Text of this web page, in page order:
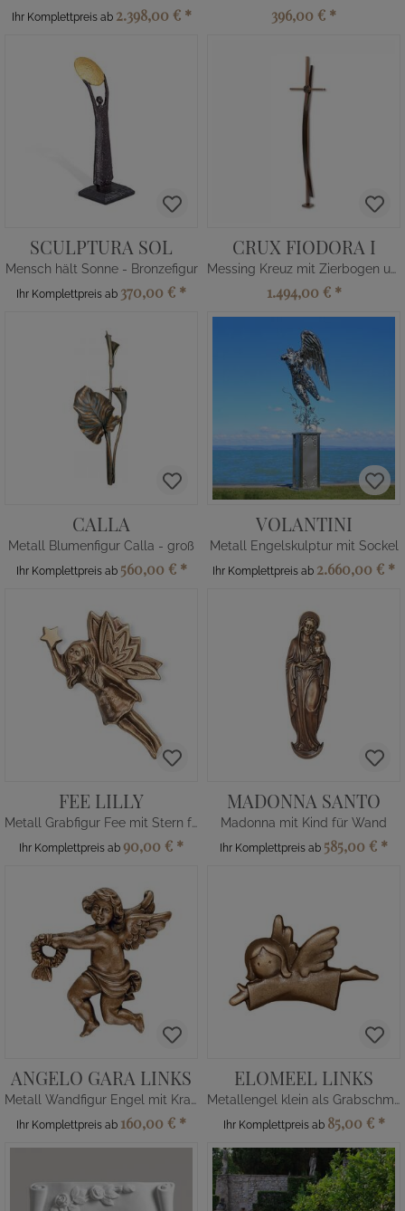
Ihr Komplettpreis ab 2.398,00 € * 396,00 € *
SCULPTURA SOL
Mensch hält Sonne - Bronzefigur
Ihr Komplettpreis ab 370,00 € *
CRUX FIODORA I
Messing Kreuz mit Zierbogen und Zierscheibe
1.494,00 € *
CALLA
Metall Blumenfigur Calla - groß
Ihr Komplettpreis ab 560,00 € *
VOLANTINI
Metall Engelskulptur mit Sockel
Ihr Komplettpreis ab 2.660,00 € *
FEE LILLY
Metall Grabfigur Fee mit Stern für Grabsteine
Ihr Komplettpreis ab 90,00 € *
MADONNA SANTO
Madonna mit Kind für Wand
Ihr Komplettpreis ab 585,00 € *
ANGELO GARA LINKS
Metall Wandfigur Engel mit Kranz
Ihr Komplettpreis ab 160,00 € *
ELOMEEL LINKS
Metallengel klein als Grabschmuck
Ihr Komplettpreis ab 85,00 € *